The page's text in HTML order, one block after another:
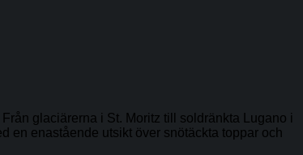
glaciärerna i St. Moritz till soldränkta Lugano i
en enastående utsikt över snötäckta toppar och